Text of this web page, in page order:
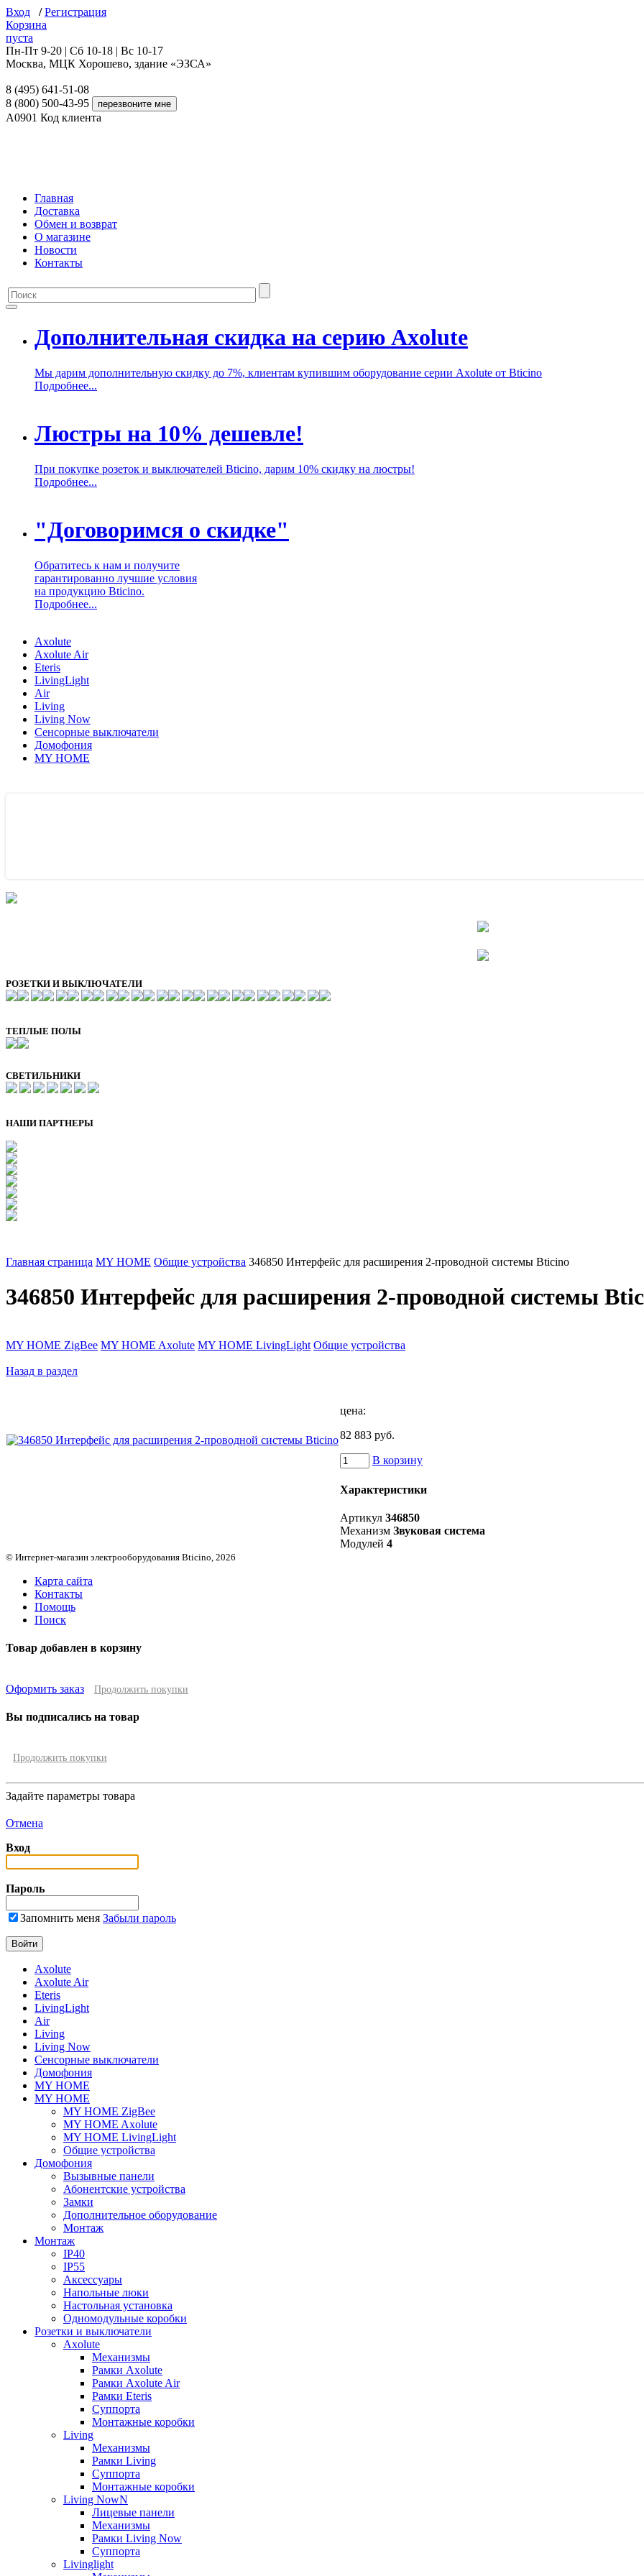
Вход / Регистрация
Корзина
пуста
Пн-Пт 9-20 | Сб 10-18 | Вс 10-17
Москва, МЦК Хорошево, здание «ЭЗСА»
8 (495) 641-51-08
8 (800) 500-43-95
A0901 Код клиента
Главная
Доставка
Обмен и возврат
О магазине
Новости
Контакты
Дополнительная скидка на серию Axolute
Мы дарим дополнительную скидку до 7%, клиентам купившим оборудование серии Axolute от Bticino
Подробнее...
Люстры на 10% дешевле!
При покупке розеток и выключателей Bticino, дарим 10% скидку на люстры!
Подробнее...
"Договоримся о скидке"
Обратитесь к нам и получите
гарантированно лучшие условия
на продукцию Bticino.
Подробнее...
Axolute
Axolute Air
Eteris
LivingLight
Air
Living
Living Now
Сенсорные выключатели
Домофония
MY HOME
РОЗЕТКИ И ВЫКЛЮЧАТЕЛИ
ТЕПЛЫЕ ПОЛЫ
СВЕТИЛЬНИКИ
НАШИ ПАРТНЕРЫ
Главная страница MY HOME Общие устройства 346850 Интерфейс для расширения 2-проводной системы Bticino
346850 Интерфейс для расширения 2-проводной системы
MY HOME ZigBee MY HOME Axolute MY HOME LivingLight Общие устройства
Назад в раздел
цена:
82 883 руб.
В корзину
Характеристики
Артикул 346850
Механизм Звуковая система
Модулей 4
© Интернет-магазин электрооборудования Bticino, 2026
Карта сайта
Контакты
Помощь
Поиск
Товар добавлен в корзину
Оформить заказ Продолжить покупки
Вы подписались на товар
Продолжить покупки
Задайте параметры товара
Отмена
Вход
Пароль
Запомнить меня Забыли пароль
Axolute
Axolute Air
Eteris
LivingLight
Air
Living
Living Now
Сенсорные выключатели
Домофония
MY HOME
MY HOME
MY HOME ZigBee
MY HOME Axolute
MY HOME LivingLight
Общие устройства
Домофония
Вызывные панели
Абонентские устройства
Замки
Дополнительное оборудование
Монтаж
Монтаж
IP40
IP55
Аксессуары
Напольные люки
Настольная установка
Одномодульные коробки
Розетки и выключатели
Axolute
Механизмы
Рамки Axolute
Рамки Axolute Air
Рамки Eteris
Суппорта
Монтажные коробки
Living
Механизмы
Рамки Living
Суппорта
Монтажные коробки
Living NowN
Лицевые панели
Механизмы
Рамки Living Now
Суппорта
Livinglight